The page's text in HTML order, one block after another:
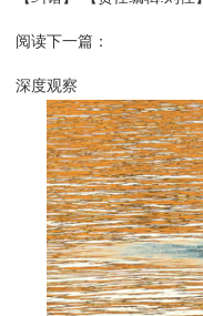
阅读下一篇：
深度观察